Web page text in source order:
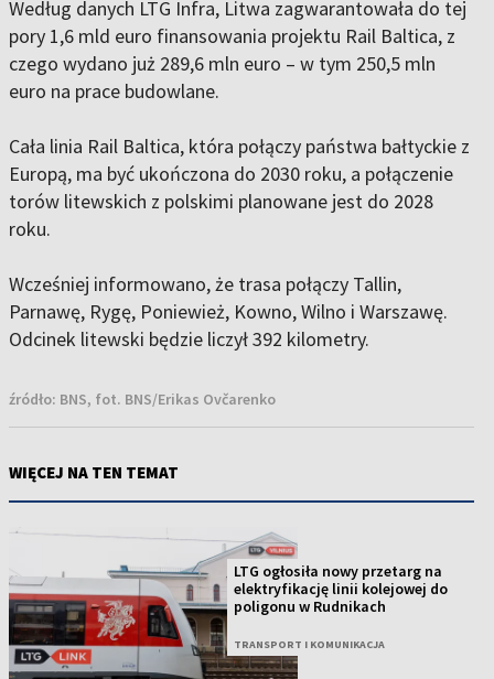
Według danych LTG Infra, Litwa zagwarantowała do tej
pory 1,6 mld euro finansowania projektu Rail Baltica, z
czego wydano już 289,6 mln euro – w tym 250,5 mln
euro na prace budowlane.
Cała linia Rail Baltica, która połączy państwa bałtyckie z
Europą, ma być ukończona do 2030 roku, a połączenie
torów litewskich z polskimi planowane jest do 2028
roku.
Wcześniej informowano, że trasa połączy Tallin,
Parnawę, Rygę, Poniewież, Kowno, Wilno i Warszawę.
Odcinek litewski będzie liczył 392 kilometry.
źródło: BNS, fot. BNS/Erikas Ovčarenko
WIĘCEJ NA TEN TEMAT
LTG ogłosiła nowy przetarg na
elektryfikację linii kolejowej do
poligonu w Rudnikach
TRANSPORT I KOMUNIKACJA